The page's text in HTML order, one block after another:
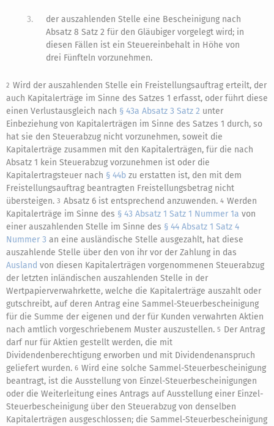
3.
der auszahlenden Stelle eine Bescheinigung nach
Absatz 8 Satz 2 für den Gläubiger vorgelegt wird; in
diesen Fällen ist ein Steuereinbehalt in Höhe von
drei Fünfteln vorzunehmen.
2 Wird der auszahlenden Stelle ein Freistellungsauftrag erteilt, der
auch Kapitalerträge im Sinne des Satzes 1 erfasst, oder führt diese
einen Verlustausgleich nach § 43a Absatz 3 Satz 2 unter
Einbeziehung von Kapitalerträgen im Sinne des Satzes 1 durch, so
hat sie den Steuerabzug nicht vorzunehmen, soweit die
Kapitalerträge zusammen mit den Kapitalerträgen, für die nach
Absatz 1 kein Steuerabzug vorzunehmen ist oder die
Kapitalertragsteuer nach § 44b zu erstatten ist, den mit dem
Freistellungsauftrag beantragten Freistellungsbetrag nicht
übersteigen. 3 Absatz 6 ist entsprechend anzuwenden. 4 Werden
Kapitalerträge im Sinne des § 43 Absatz 1 Satz 1 Nummer 1a von
einer auszahlenden Stelle im Sinne des § 44 Absatz 1 Satz 4
Nummer 3 an eine ausländische Stelle ausgezahlt, hat diese
auszahlende Stelle über den von ihr vor der Zahlung in das
Ausland von diesen Kapitalerträgen vorgenommenen Steuerabzug
der letzten inländischen auszahlenden Stelle in der
Wertpapierverwahrkette, welche die Kapitalerträge auszahlt oder
gutschreibt, auf deren Antrag eine Sammel-Steuerbescheinigung
für die Summe der eigenen und der für Kunden verwahrten Aktien
nach amtlich vorgeschriebenem Muster auszustellen. 5 Der Antrag
darf nur für Aktien gestellt werden, die mit
Dividendenberechtigung erworben und mit Dividendenanspruch
geliefert wurden. 6 Wird eine solche Sammel-Steuerbescheinigung
beantragt, ist die Ausstellung von Einzel-Steuerbescheinigungen
oder die Weiterleitung eines Antrags auf Ausstellung einer Einzel-
Steuerbescheinigung über den Steuerabzug von denselben
Kapitalerträgen ausgeschlossen; die Sammel-Steuerbescheinigung